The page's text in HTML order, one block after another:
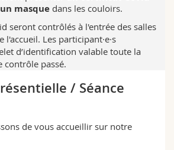
masque dans les couloirs.
seront contrôlés à l'entrée des salles
Les participant·e·s
d’identification valable toute la
contrôle passé.
/ Séance
de vous accueillir sur notre